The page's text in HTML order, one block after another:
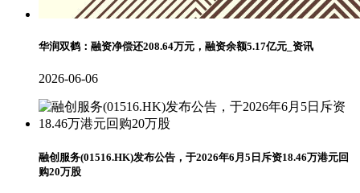
华润双鹤：融资净偿还208.64万元，融资余额5.17亿元_资讯
2026-06-06
融创服务(01516.HK)发布公告，于2026年6月5日斥资18.46万港元回
购20万股